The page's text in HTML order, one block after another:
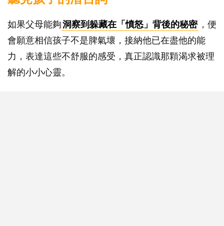
如果父母能夠洞察到躲藏在「憤怒」背後的秘密 ，便
會願意相信孩子不是脾氣壞，接納他已在盡他的能
力，表達這些不舒服的感受，真正認識那顆渴求被理
解的小小心靈。